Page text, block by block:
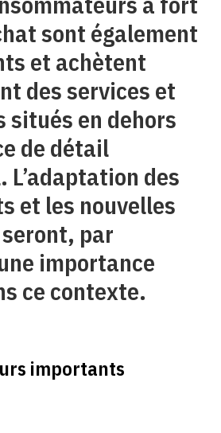
sont également
et achètent
des services et
situés en dehors
de détail
des
et les nouvelles
par
importance
ce contexte.
importants